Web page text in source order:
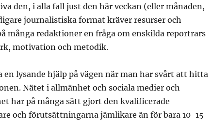
den, i alla fall just den här veckan (eller månaden,
journalistiska format kräver resurser och
många redaktioner en fråga om enskilda reportrars
motivation och metodik.
en lysande hjälp på vägen när man har svårt att hitta
Nätet i allmänhet och sociala medier och
har på många sätt gjort den kvalificerade
och förutsättningarna jämlikare än för bara 10-15